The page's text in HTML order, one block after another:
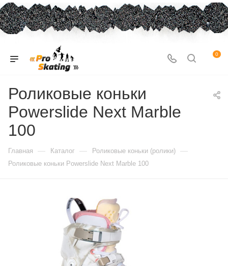
0
Роликовые коньки
Powerslide Next Marble
100
Главная — Каталог — Роликовые коньки (ролики) —
Роликовые коньки Powerslide Next Marble 100